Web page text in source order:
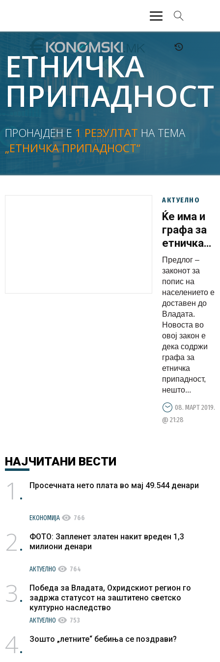
АКТУЕЛНО
ЕКОНОМИЈА
ФИНАНСИИ
БАНКАРСТВО
ЖИВОТ
МОЗАИК
ЕТНИЧКА
ПРИПАДНОСТ
ПРОНАЈДЕН Е 1 РЕЗУЛТАТ НА ТЕМА
„ЕТНИЧКА ПРИПАДНОСТ“
АКТУЕЛНО
Ќе има и
графа за
етничка
– предлог
законот
за попис
доби
„зелено
светло“
Предлог –
законот за
попис на
населението е
доставен до
Владата.
Новоста во
овој закон е
дека содржи
графа за
етничка
припадност,
нешто...
08. МАРТ 2019.
@ 21:28
НАЈЧИТАНИ ВЕСТИ
1 Просечната нето плата во мај 49.544 денари
ЕКОНОМИЈА visibility 766
2
ФОТО: Запленет златен накит вреден 1,3
милиони денари
АКТУЕЛНО visibility 764
3
Победа за Владата, Охридскиот регион го
задржа статусот на заштитено светско
културно наследство
АКТУЕЛНО visibility 753
4 Зошто „летните“ бебиња се поздрави?